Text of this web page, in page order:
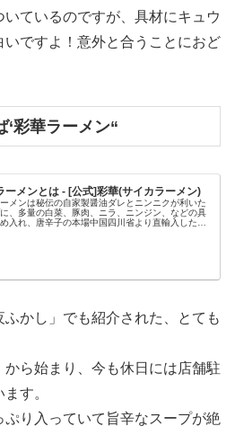
いているのですが、具材にキュウ
いですよ！意外と合うことにおど
彩華ラーメン“
ーメンとは - [公式]彩華(サイカラーメン)
メンは秘伝の自家製醤油ダレとニンニクが利いた
、多量の白菜、豚肉、ニラ、ニンジン、などの具
入れ、唐辛子の本場中国四川省より直輸入した
かし」でも紹介された、とても
ら始まり、今も休日には店舗駐
す。
り入っていて旨辛なスープが絶